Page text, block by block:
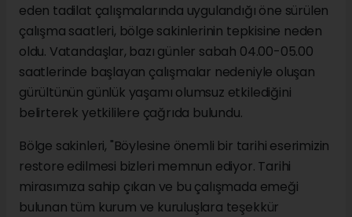
eden tadilat çalışmalarında uygulandığı öne sürülen
çalışma saatleri, bölge sakinlerinin tepkisine neden
oldu. Vatandaşlar, bazı günler sabah 04.00-05.00
saatlerinde başlayan çalışmalar nedeniyle oluşan
gürültünün günlük yaşamı olumsuz etkilediğini
belirterek yetkililere çağrıda bulundu.
Bölge sakinleri, "Böylesine önemli bir tarihi eserimizin
restore edilmesi bizleri memnun ediyor. Tarihi
mirasımıza sahip çıkan ve bu çalışmada emeği
bulunan tüm kurum ve kuruluşlara teşekkür